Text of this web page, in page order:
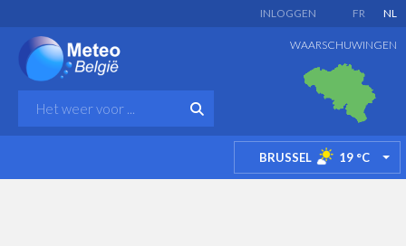
FR NL
INLOGGEN
WAARSCHUWINGEN
BRUSSEL 19 °C